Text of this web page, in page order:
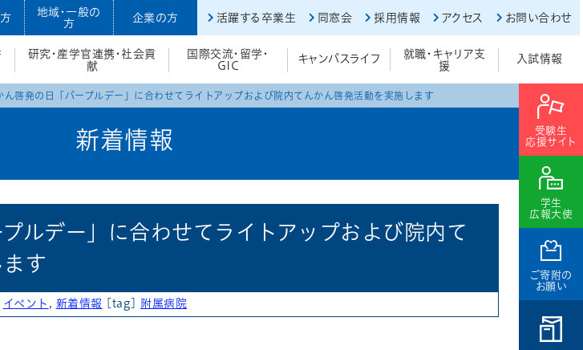
地域・一般の
方
企業の方 活躍する卒業生 同窓会 採用情報 アクセス お問い合わせ
研究・産学官連携・社会貢
献
国際交流・留学・
GIC
キャンパスライフ
就職・キャリア支
援
入試情報
受験生
応援サイト
学生
広報大使
ご寄附の
お願い
ん啓発の日「パープルデー」に合わせてライトアップおよび院内てんかん啓発活動を実施します
新着情報
ルデー」に合わせてライトアップおよび院内て
す
イベント , 新着情報 [tag] 附属病院